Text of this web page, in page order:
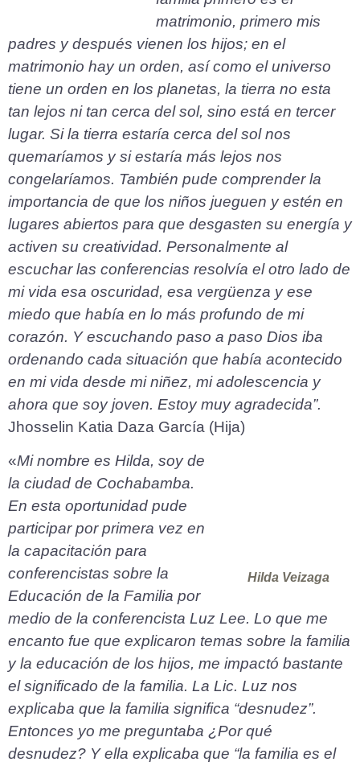
matrimonio, primero mis
padres y después vienen los hijos; en el
matrimonio hay un orden, así como el universo
tiene un orden en los planetas, la tierra no esta
tan lejos ni tan cerca del sol, sino está en tercer
lugar. Si la tierra estaría cerca del sol nos
quemaríamos y si estaría más lejos nos
congelaríamos. También pude comprender la
importancia de que los niños jueguen y estén en
lugares abiertos para que desgasten su energía y
activen su creatividad. Personalmente al
escuchar las conferencias resolvía el otro lado de
mi vida esa oscuridad, esa vergüenza y ese
miedo que había en lo más profundo de mi
corazón. Y escuchando paso a paso Dios iba
ordenando cada situación que había acontecido
en mi vida desde mi niñez, mi adolescencia y
ahora que soy joven. Estoy muy agradecida”.
Jhosselin Katia Daza García (Hija)
Hilda Veizaga
«Mi nombre es Hilda, soy de
la ciudad de Cochabamba.
En esta oportunidad pude
participar por primera vez en
la capacitación para
conferencistas sobre la
Educación de la Familia por
medio de la conferencista Luz Lee. Lo que me
encanto fue que explicaron temas sobre la familia
y la educación de los hijos, me impactó bastante
el significado de la familia. La Lic. Luz nos
explicaba que la familia significa “desnudez”.
Entonces yo me preguntaba ¿Por qué
desnudez? Y ella explicaba que “la familia es el